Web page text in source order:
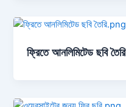
ফ্রিতে আনলিমিটেড ছবি